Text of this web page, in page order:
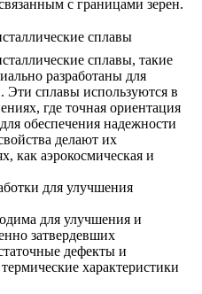
с границами зерен.
сплавы
сплавы, такие
разработаны для
Эти сплавы используются в
где точная ориентация
обеспечения надежности
делают их
как аэрокосмическая и
для улучшения
для улучшения и
затвердевших
дефекты и
характеристики